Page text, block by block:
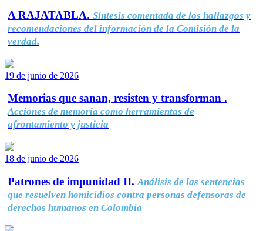
A RAJATABLA. Síntesis comentada de los hallazgos y
recomendaciones del información de la Comisión de la
verdad.
19 de junio de 2026
Memorias que sanan, resisten y transforman .
Acciones de memoria como herramientas de
afrontamiento y justicia
18 de junio de 2026
Patrones de impunidad II. Análisis de las sentencias
que resuelven homicidios contra personas defensoras de
derechos humanos en Colombia